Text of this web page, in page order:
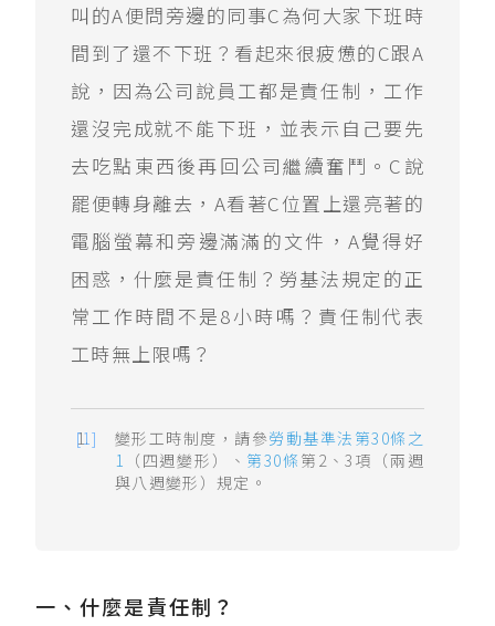
叫的A便問旁邊的同事C為何大家下班時
間到了還不下班？看起來很疲憊的C跟A
說，因為公司說員工都是責任制，工作
還沒完成就不能下班，並表示自己要先
去吃點東西後再回公司繼續奮鬥。C說
罷便轉身離去，A看著C位置上還亮著的
電腦螢幕和旁邊滿滿的文件，A覺得好
困惑，什麼是責任制？勞基法規定的正
常工作時間不是8小時嗎？責任制代表
工時無上限嗎？
變形工時制度，請參勞動基準法第30條之
1 （四週變形）、 第30條 第2、3項（兩週
與八週變形）規定。
一、什麼是責任制？